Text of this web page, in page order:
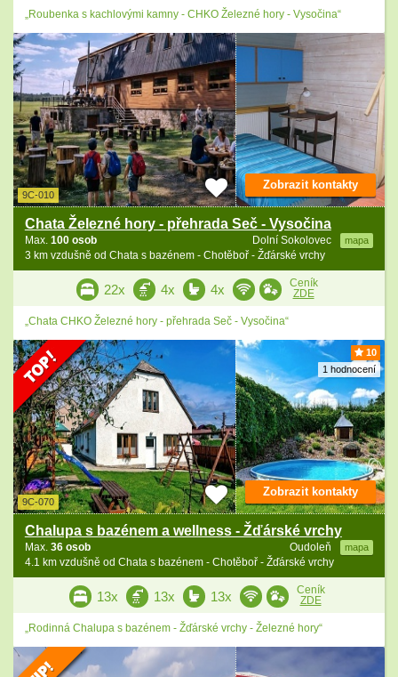
„Roubenka s kachlovými kamny - CHKO Železné hory - Vysočina“
9C-010
Chata Železné hory - přehrada Seč - Vysočina
Dolní Sokolovec mapa
Max. 100 osob
3 km vzdušně od Chata s bazénem - Chotěboř - Žďárské vrchy
Zobrazit kontakty
22x 4x 4x
Ceník
ZDE
„Chata CHKO Železné hory - přehrada Seč - Vysočina“
10
1 hodnocení
9C-070
Chalupa s bazénem a wellness - Žďárské vrchy
Oudoleň mapa
Max. 36 osob
4.1 km vzdušně od Chata s bazénem - Chotěboř - Žďárské vrchy
Zobrazit kontakty
13x 13x 13x
Ceník
ZDE
„Rodinná Chalupa s bazénem - Žďárské vrchy - Železné hory“